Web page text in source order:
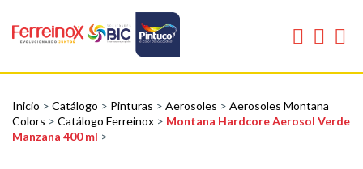
Inicio > Catálogo > Pinturas > Aerosoles > Aerosoles Montana
Colors > Catálogo Ferreinox > Montana Hardcore Aerosol Verde
Manzana 400 ml >